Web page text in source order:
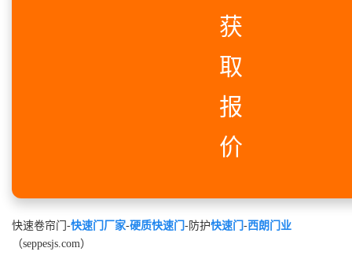
获
取
报
价
快速卷帘门-快速门厂家-硬质快速门-防护快速门-西朗门业
（seppesjs.com）